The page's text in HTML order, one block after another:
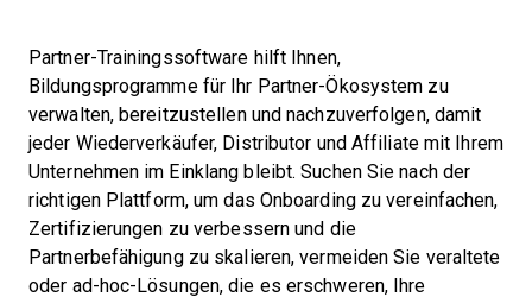
Partner-Trainingssoftware hilft Ihnen,
Bildungsprogramme für Ihr Partner-Ökosystem zu
verwalten, bereitzustellen und nachzuverfolgen, damit
jeder Wiederverkäufer, Distributor und Affiliate mit Ihrem
Unternehmen im Einklang bleibt. Suchen Sie nach der
richtigen Plattform, um das Onboarding zu vereinfachen,
Zertifizierungen zu verbessern und die
Partnerbefähigung zu skalieren, vermeiden Sie veraltete
oder ad-hoc-Lösungen, die es erschweren, Ihre